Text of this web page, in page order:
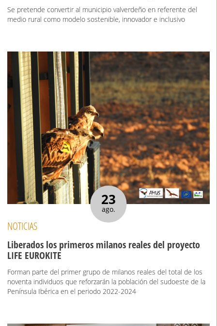
Se pretende convertir al municipio valverdeño en referente del
medio rural como modelo sostenible, innovador e inclusivo
23
ago.
NOTICIAS
Liberados los primeros milanos reales del proyecto
LIFE EUROKITE
Forman parte del primer grupo de milanos reales del total de los
noventa individuos que reforzarán la población del sudoeste de la
Península Ibérica en el periodo 2022-2024